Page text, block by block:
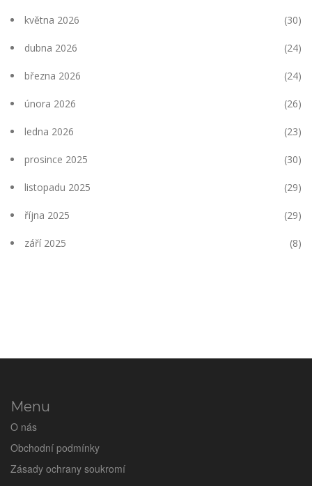
května 2026 (30)
dubna 2026 (24)
března 2026 (24)
února 2026 (26)
ledna 2026 (23)
prosince 2025 (30)
listopadu 2025 (29)
října 2025 (29)
září 2025 (8)
Menu
O nás
Obchodní podmínky
Zásady ochrany soukromí